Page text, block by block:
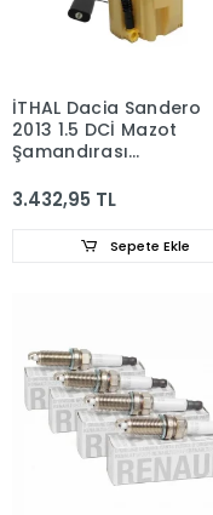
İTHAL Dacia Sandero
2013 1.5 DCİ Mazot
Şamandırası
3.432,95 TL
Sepete Ekle